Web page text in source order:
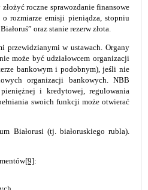
roczne sprawozdanie finansowe
rozmiarze emisji pieniądza, stopniu
oraz stanie rezerw złota.
przewidzianymi w ustawach. Organy
może być udziałowcem organizacji
bankowym i podobnym), jeśli nie
organizacji bankowych. NBB
i kredytowej, regulowania
swoich funkcji może otwierać
Białorusi (tj. białoruskiego rubla).
[9]: